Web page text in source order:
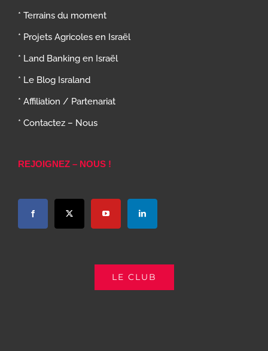
* Terrains du moment
* Projets Agricoles en Israël
* Land Banking en Israël
* Le Blog Israland
* Affiliation / Partenariat
* Contactez – Nous
REJOIGNEZ – NOUS !
LE CLUB